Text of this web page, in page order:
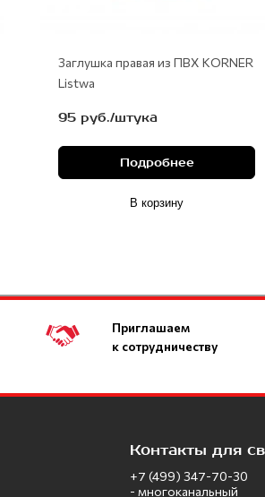
Заглушка правая из ПВХ KORNER
Listwa
95 руб./штука
Подробнее
В корзину
Приглашаем
к сотрудничеству
Контакты для
+7 (499) 347-70-30
- многоканальный